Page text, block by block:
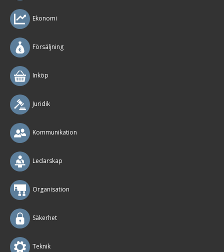
Ekonomi
Försäljning
Inköp
Juridik
Kommunikation
Ledarskap
Organisation
Säkerhet
Teknik